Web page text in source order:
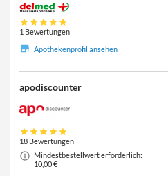
1 Bewertungen
Apothekenprofil ansehen
apodiscounter
18 Bewertungen
Mindestbestellwert erforderlich:
10,00 €